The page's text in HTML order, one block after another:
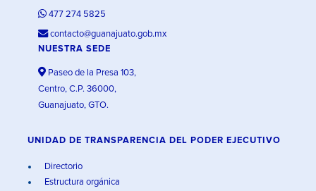
477 274 5825
contacto@guanajuato.gob.mx
NUESTRA SEDE
Paseo de la Presa 103,
Centro, C.P. 36000,
Guanajuato, GTO.
UNIDAD DE TRANSPARENCIA DEL PODER EJECUTIVO
Directorio
Estructura orgánica